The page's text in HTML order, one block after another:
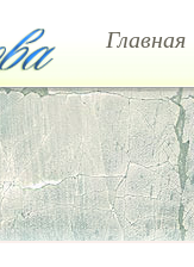
Главная